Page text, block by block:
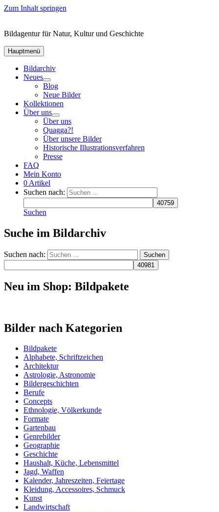
Zum Inhalt springen
Bildagentur für Natur, Kultur und Geschichte
Hauptmenü
Bildarchiv
Neues
Blog
Neue Bilder
Kollektionen
Über uns
Über uns
Quagga?!
Über unsere Bilder
Historische Illustrationsverfahren
Presse
FAQ
Mein Konto
0 Artikel
Suchen nach:
Suchen
Suche im Bildarchiv
Suchen nach:
Neu im Shop: Bildpakete
Bilder nach Kategorien
Bildpakete
Alphabete, Schriftzeichen
Architektur
Astrologie, Astronomie
Bildergeschichten
Berufe
Concepts
Ethnologie, Völkerkunde
Formate
Gartenbau
Genrebilder
Geographie
Geschichte
Haushalt, Küche, Lebensmittel
Jagd, Waffen
Kalender, Jahreszeiten, Feiertage
Kleidung, Accessoires, Schmuck
Kunst
Landwirtschaft